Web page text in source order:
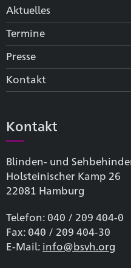
Aktuelles
Termine
Presse
Kontakt
Kontakt
Blinden- und
Holsteinischer Kamp 26
22081 Hamburg
Telefon: 040 / 209 404-0
Fax: 040 / 209 404-30
E-Mail: info@bsvh.org